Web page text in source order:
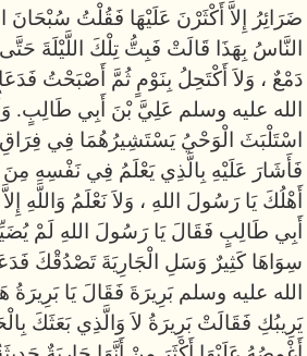
ضَرَائِرُ إِلاَّ أَكْثَرْنَ عَلَيْهَا فَقُلْتُ سُبْحَانَ
النَّاسُ بِهَذَا قَالَتْ فَبِتُّ تِلْكَ اللَّيْلَةَ
دَمْعٌ ، وَلاَ أَكْتَحِلُ بِنَوْمٍ ثُمَّ أَصْبَحْتُ
الله عليه وسلم عَلِيَّ بْنَ أَبِي طَالِبٍ.
اسْتَلْبَثَ الْوَحْيُ يَسْتَشِيرُهُمَا فِي فِرَاقِ
فَأَشَارَ عَلَيْهِ بِالَّذِي يَعْلَمُ فِي نَفْسِهِ مِنَ
أَهْلُكَ يَا رَسُولَ اللهِ ، وَلاَ نَعْلَمُ وَاللَّهِ
أَبِي طَالِبٍ فَقَالَ يَا رَسُولَ اللهِ لَمْ
سِوَاهَا كَثِيرٌ وَسَلِ الْجَارِيَةَ تَصْدُقْكَ
الله عليه وسلم بَرِيرَةَ فَقَالَ يَا
يَرِيبُكِ فَقَالَتْ بَرِيرَةُ لاَ وَالَّذِي بَعَثَكَ